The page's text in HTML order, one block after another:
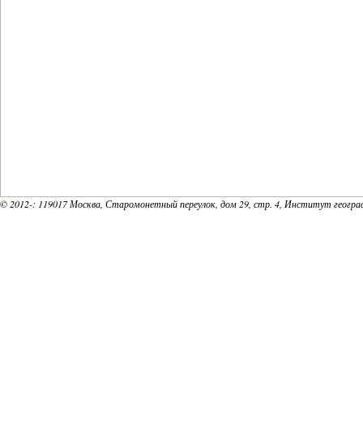
© 2012-: 119017 Москва, Старомонетный переулок, дом 29, стр. 4, Институт